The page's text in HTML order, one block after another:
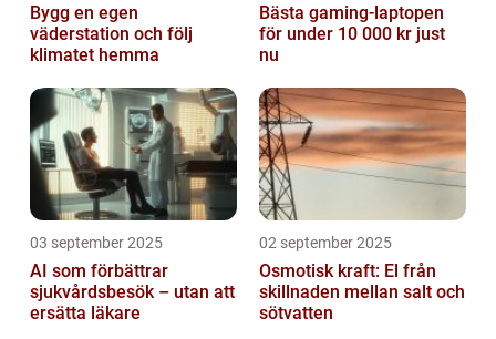
Bygg en egen
väderstation och följ
klimatet hemma
Bästa gaming-laptopen
för under 10 000 kr just
nu
03 september 2025
AI som förbättrar
sjukvårdsbesök – utan att
ersätta läkare
02 september 2025
Osmotisk kraft: El från
skillnaden mellan salt och
sötvatten